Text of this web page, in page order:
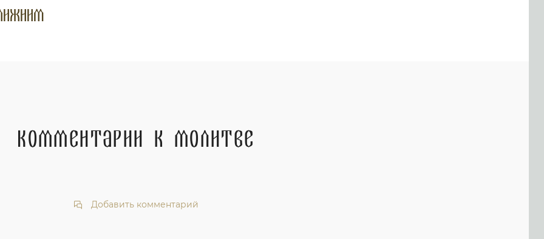
Комментарии к молитве
Добавить комментарий